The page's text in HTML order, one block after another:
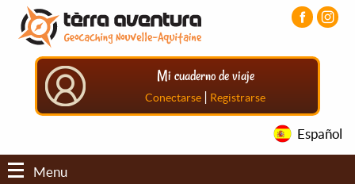
Pasar
contenido
principal
Pasar
menú
principal
Pasar
principal
Mi cuaderno de viaje
Conectarse | Registrarse
Español
Menu